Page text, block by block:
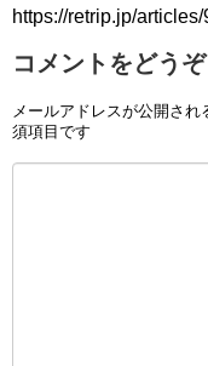
https://retrip.jp/
コメントをどうぞ
メールアドレスが公開され
須項目です